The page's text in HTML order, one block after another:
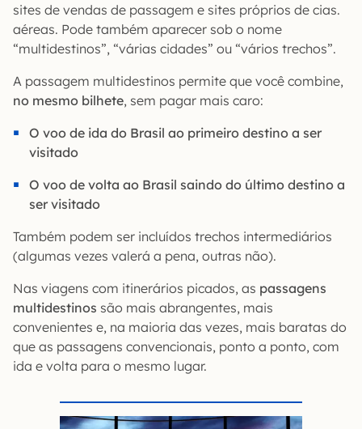
sites de vendas de passagem e sites próprios de cias.
aéreas. Pode também aparecer sob o nome
“multidestinos”, “várias cidades” ou “vários trechos”.
A passagem multidestinos permite que você combine,
no mesmo bilhete, sem pagar mais caro:
O voo de ida do Brasil ao primeiro destino a ser
visitado
O voo de volta ao Brasil saindo do último destino a
ser visitado
Também podem ser incluídos trechos intermediários
(algumas vezes valerá a pena, outras não).
Nas viagens com itinerários picados, as passagens
multidestinos são mais abrangentes, mais
convenientes e, na maioria das vezes, mais baratas do
que as passagens convencionais, ponto a ponto, com
ida e volta para o mesmo lugar.